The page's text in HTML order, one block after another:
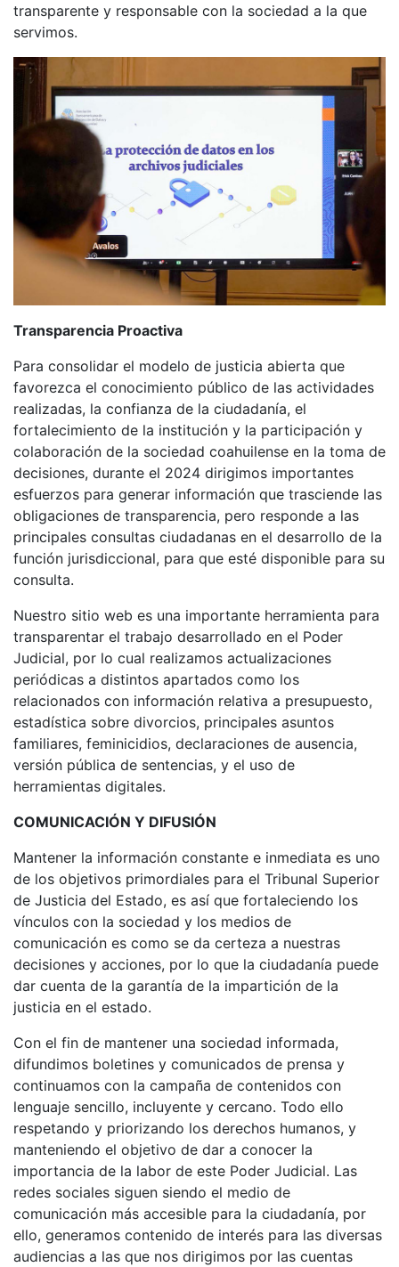
transparente y responsable con la sociedad a la que
servimos.
Transparencia Proactiva
Para consolidar el modelo de justicia abierta que
favorezca el conocimiento público de las actividades
realizadas, la confianza de la ciudadanía, el
fortalecimiento de la institución y la participación y
colaboración de la sociedad coahuilense en la toma de
decisiones, durante el 2024 dirigimos importantes
esfuerzos para generar información que trasciende las
obligaciones de transparencia, pero responde a las
principales consultas ciudadanas en el desarrollo de la
función jurisdiccional, para que esté disponible para su
consulta.
Nuestro sitio web es una importante herramienta para
transparentar el trabajo desarrollado en el Poder
Judicial, por lo cual realizamos actualizaciones
periódicas a distintos apartados como los
relacionados con información relativa a presupuesto,
estadística sobre divorcios, principales asuntos
familiares, feminicidios, declaraciones de ausencia,
versión pública de sentencias, y el uso de
herramientas digitales.
COMUNICACIÓN Y DIFUSIÓN
Mantener la información constante e inmediata es uno
de los objetivos primordiales para el Tribunal Superior
de Justicia del Estado, es así que fortaleciendo los
vínculos con la sociedad y los medios de
comunicación es como se da certeza a nuestras
decisiones y acciones, por lo que la ciudadanía puede
dar cuenta de la garantía de la impartición de la
justicia en el estado.
Con el fin de mantener una sociedad informada,
difundimos boletines y comunicados de prensa y
continuamos con la campaña de contenidos con
lenguaje sencillo, incluyente y cercano. Todo ello
respetando y priorizando los derechos humanos, y
manteniendo el objetivo de dar a conocer la
importancia de la labor de este Poder Judicial. Las
redes sociales siguen siendo el medio de
comunicación más accesible para la ciudadanía, por
ello, generamos contenido de interés para las diversas
audiencias a las que nos dirigimos por las cuentas